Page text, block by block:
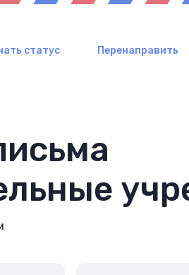
статус Перенаправить